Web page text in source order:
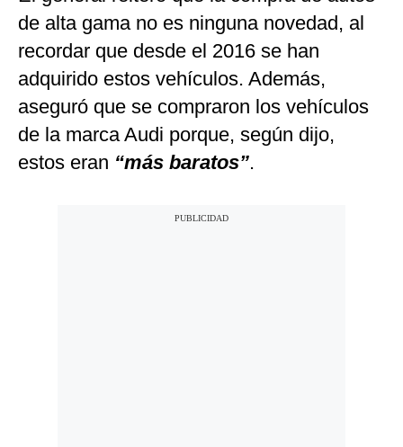
de alta gama no es ninguna novedad, al
recordar que desde el 2016 se han
adquirido estos vehículos. Además,
aseguró que se compraron los vehículos
de la marca Audi porque, según dijo,
estos eran “más baratos”.